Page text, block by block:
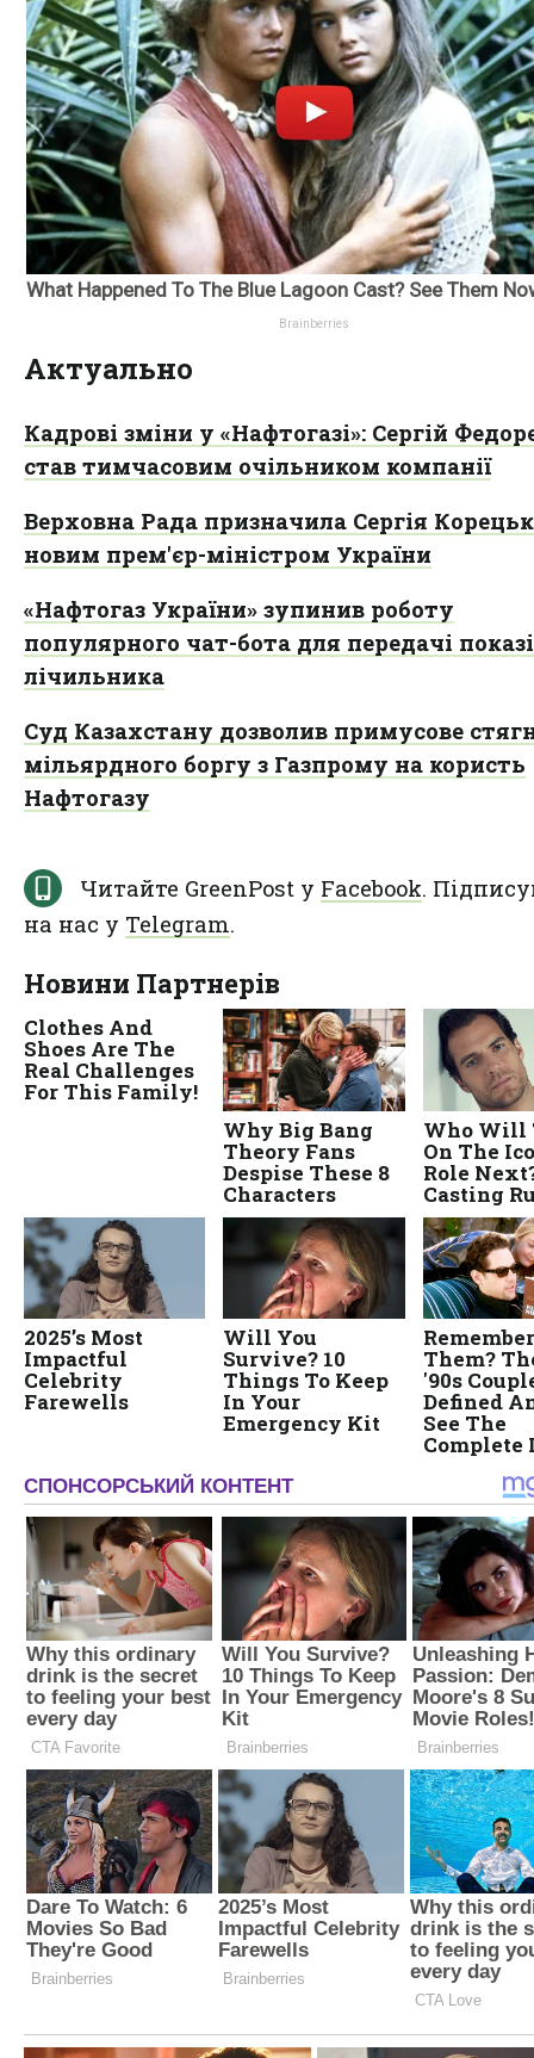
Актуально
Кадрові зміни у «Нафтогазі»: Сергій
став тимчасовим очільником компанії
Верховна Рада призначила Сергія
новим прем'єр-міністром України
«Нафтогаз України» зупинив роботу
популярного чат-бота для передачі
лічильника
Суд Казахстану дозволив примусове
мільярдного боргу з Газпрому на користь
Нафтогазу
Читайте GreenPost у Facebook.
на нас у Telegram.